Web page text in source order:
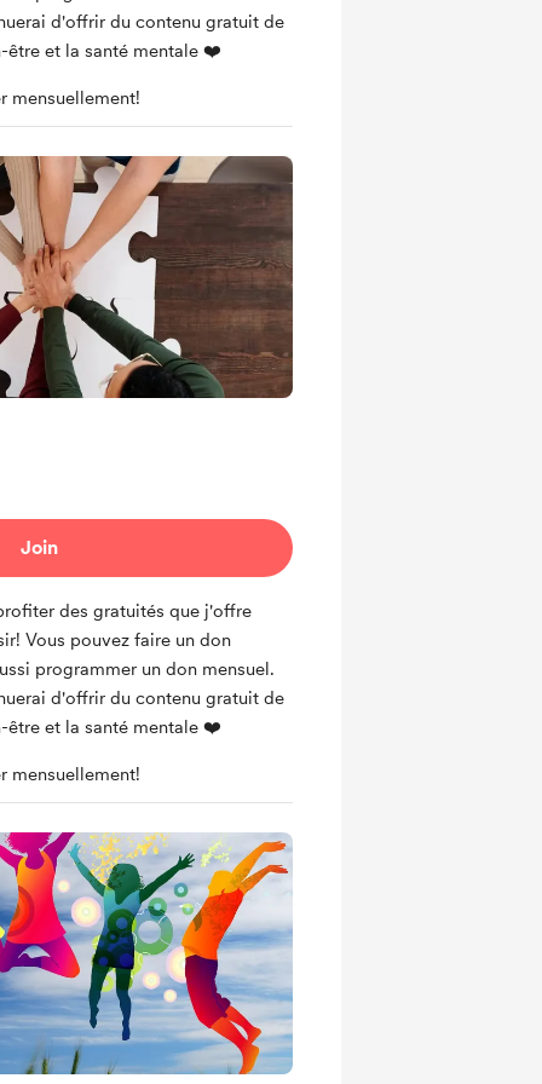
d'offrir du contenu gratuit de
être et la santé mentale ❤️
mensuellement!
Join
des gratuités que j'offre
Vous pouvez faire un don
programmer un don mensuel.
d'offrir du contenu gratuit de
être et la santé mentale ❤️
mensuellement!